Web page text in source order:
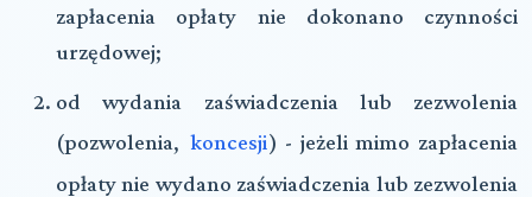
zapłacenia opłaty nie dokonano czynności
urzędowej;
od wydania zaświadczenia lub zezwolenia
(pozwolenia, koncesji) - jeżeli mimo zapłacenia
opłaty nie wydano zaświadczenia lub zezwolenia